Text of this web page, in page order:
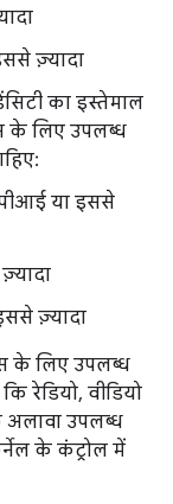
ज़्यादा
का इस्तेमाल
के लिए उपलब्ध
या इससे
ज़्यादा
के लिए उपलब्ध
रेडियो, वीडियो
उपलब्ध
के कंट्रोल में